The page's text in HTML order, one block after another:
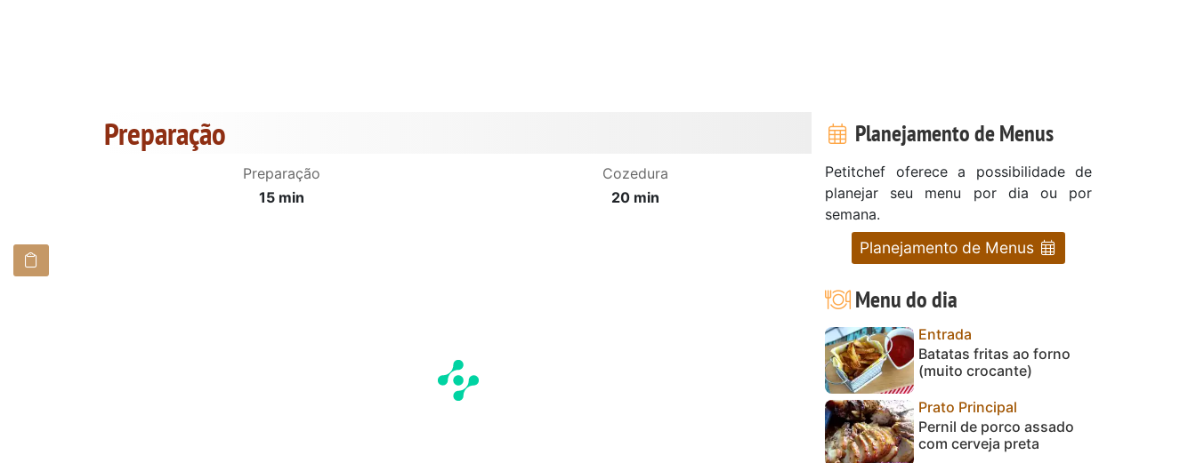
Preparação
Preparação
15 min
Cozedura
20 min
Planejamento de Menus
Petitchef oferece a possibilidade de
planejar seu menu por dia ou por
semana.
Planejamento de Menus
Menu do dia
Entrada
Batatas fritas ao forno
(muito crocante)
Prato Principal
Pernil de porco assado
com cerveja preta